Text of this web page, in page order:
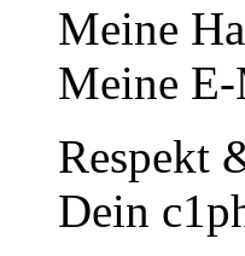
Meine
Meine
Respekt
Dein